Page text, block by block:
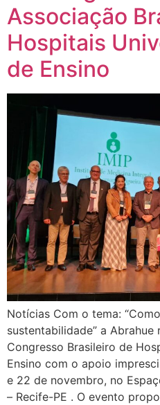
Associação
Hospitais
de Ensino
Notícias Com o tema:
sustentabilidade” a
Congresso Brasileiro de
Ensino com o apoio
e 22 de novembro, no
– Recife-PE . O evento